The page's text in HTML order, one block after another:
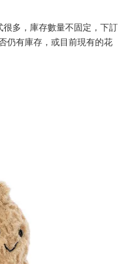
多，庫存數量不固定，下訂
仍有庫存，或目前現有的花